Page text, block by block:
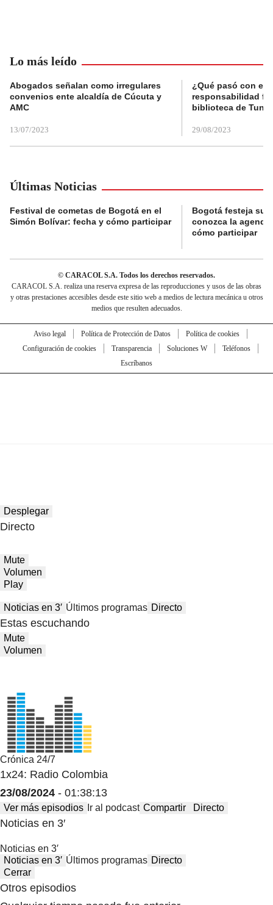
Lo más leído
Abogados señalan como irregulares
convenios ente alcaldía de Cúcuta y
AMC
13/07/2023
¿Qué pasó con el
responsabilidad
biblioteca de
29/08/2023
Últimas Noticias
Festival de cometas de Bogotá en el
Simón Bolívar: fecha y cómo participar
Bogotá festeja su
conozca la
cómo participar
© CARACOL S.A. Todos los derechos reservados.
CARACOL S.A. realiza una reserva expresa de las reproducciones y usos de las obras
y otras prestaciones accesibles desde este sitio web a medios de lectura mecánica u otros
medios que resulten adecuados.
Aviso legal Política de Protección de Datos
Política de cookies
Configuración de cookies
Transparencia Soluciones W
Teléfonos
Escríbanos
Desplegar
Directo
Mute
Volumen
Play
Noticias en 3′ Últimos programas Directo
Estas escuchando
Mute
Volumen
Crónica 24/7
1x24: Radio Colombia
23/08/2024 - 01:38:13
Ver más episodios Ir al podcast Compartir Directo
Noticias en 3′
Noticias en 3′
Noticias en 3′ Últimos programas Directo
Cerrar
Otros episodios